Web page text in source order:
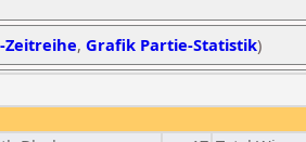
Zeitreihe, Grafik Partie-Statistik)